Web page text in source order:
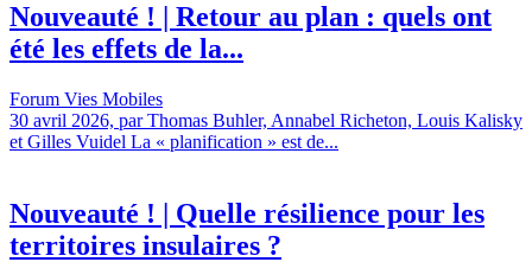
Nouveauté ! | Retour au plan : quels ont
été les effets de la...
Forum Vies Mobiles
30 avril 2026, par Thomas Buhler, Annabel Richeton, Louis Kalisky
et Gilles Vuidel La « planification » est de...
Nouveauté ! | Quelle résilience pour les
territoires insulaires ?